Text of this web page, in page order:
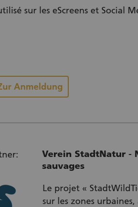
sur les eScreens et Social
Anmeldung
Verein StadtNatur -
sauvages
Le projet «
sur les zones urbaines,